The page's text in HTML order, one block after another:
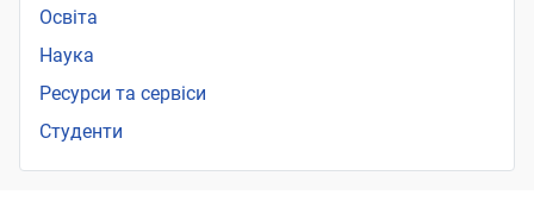
Освіта
Наука
Ресурси та сервіси
Студенти